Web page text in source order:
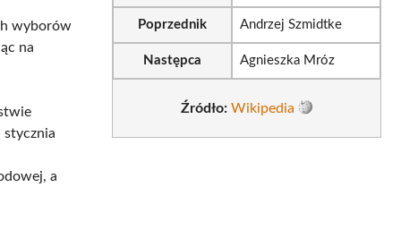
wyborów
na
stycznia
a
Poprzednik Andrzej Szmidtke
Następca Agnieszka Mróz
Źródło: Wikipedia